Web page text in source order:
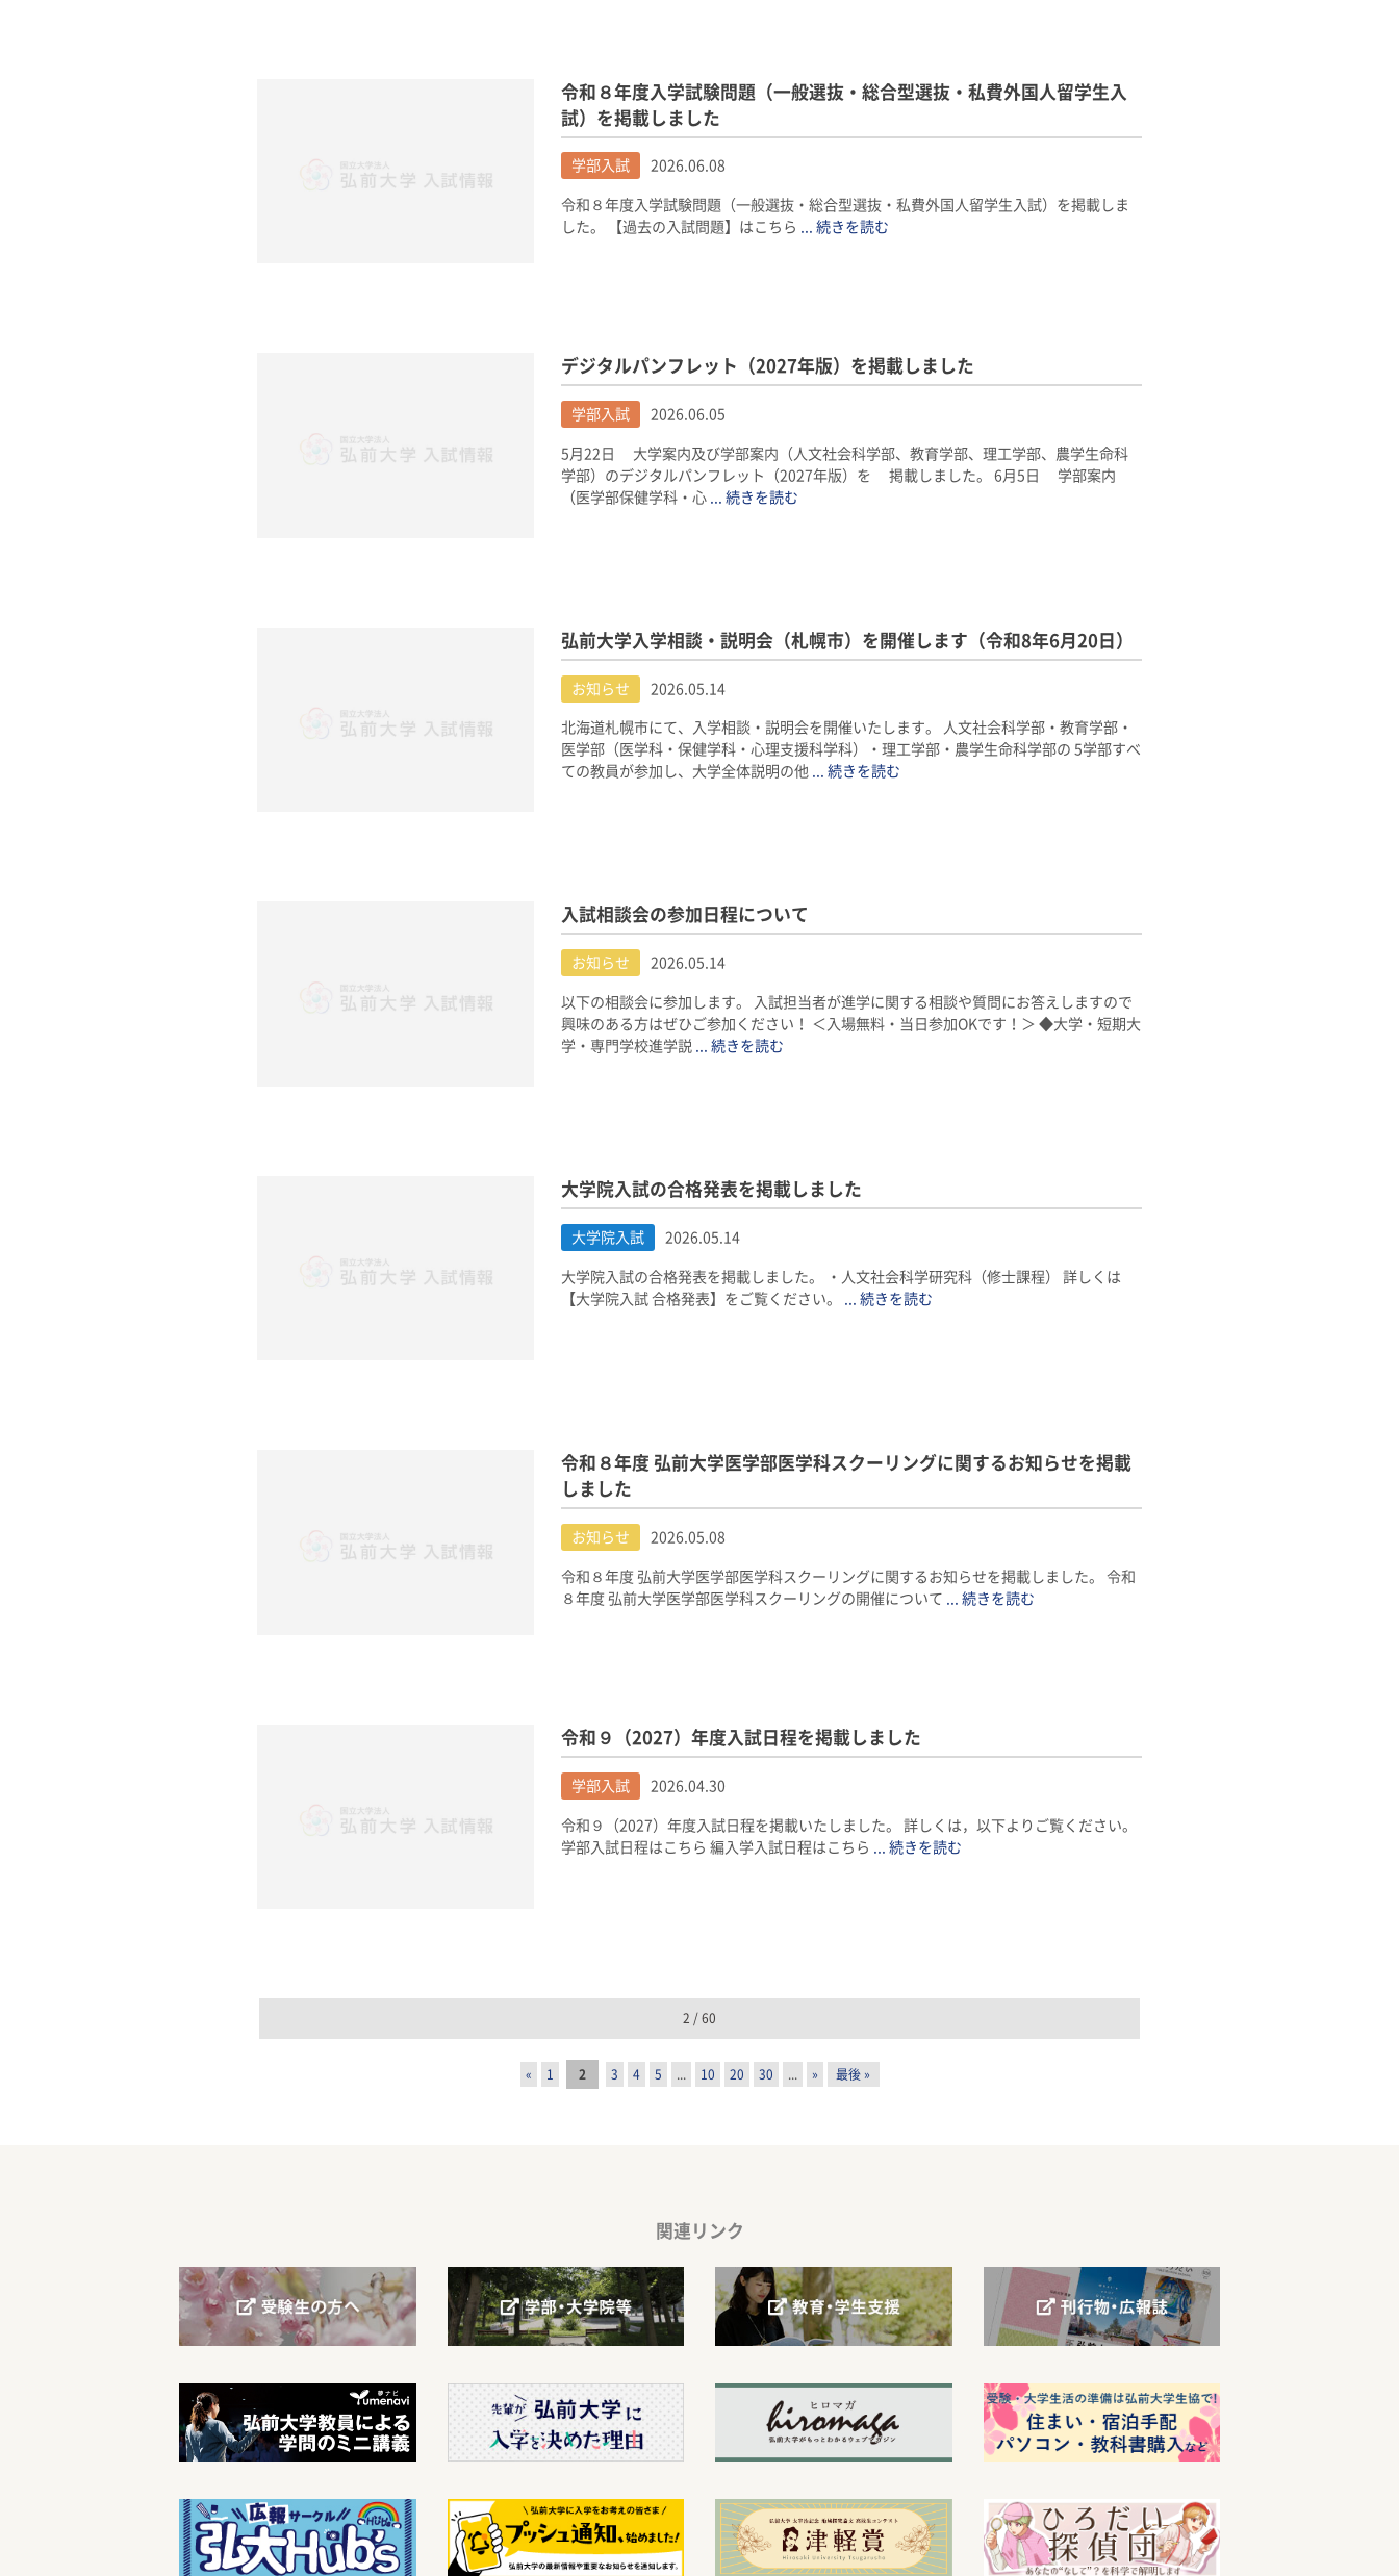
令和８年度入学試験問題（一般選抜・総合型選抜・私費外国人留学生入
試）を掲載しました
学部入試 2026.06.08
令和８年度入学試験問題（一般選抜・総合型選抜・私費外国人留学生入試）を掲載しま
した。 【過去の入試問題】はこちら
... 続きを読む
デジタルパンフレット（2027年版）を掲載しました
学部入試 2026.06.05
5月22日 大学案内及び学部案内（人文社会科学部、教育学部、理工学部、農学生命科
学部）のデジタルパンフレット（2027年版）を 掲載しました。 6月5日 学部案内
（医学部保健学科・心
... 続きを読む
弘前大学入学相談・説明会（札幌市）を開催します（令和8年6月20日）
お知らせ 2026.05.14
北海道札幌市にて、入学相談・説明会を開催いたします。 人文社会科学部・教育学部・
医学部（医学科・保健学科・心理支援科学科）・理工学部・農学生命科学部の 5学部すべ
ての教員が参加し、大学全体説明の他
... 続きを読む
入試相談会の参加日程について
お知らせ 2026.05.14
以下の相談会に参加します。 入試担当者が進学に関する相談や質問にお答えしますので
興味のある方はぜひご参加ください！ ＜入場無料・当日参加OKです！＞ ◆大学・短期大
学・専門学校進学説
... 続きを読む
大学院入試の合格発表を掲載しました
大学院入試 2026.05.14
大学院入試の合格発表を掲載しました。 ・人文社会科学研究科（修士課程） 詳しくは
【大学院入試 合格発表】をご覧ください。
... 続きを読む
令和８年度 弘前大学医学部医学科スクーリングに関するお知らせを掲載
しました
お知らせ 2026.05.08
令和８年度 弘前大学医学部医学科スクーリングに関するお知らせを掲載しました。 令和
８年度 弘前大学医学部医学科スクーリングの開催について
... 続きを読む
令和９（2027）年度入試日程を掲載しました
学部入試 2026.04.30
令和９（2027）年度入試日程を掲載いたしました。 詳しくは，以下よりご覧ください。
学部入試日程はこちら 編入学入試日程はこちら
... 続きを読む
2 / 60
« 1 2 3 4 5 10 20 30 » 最後 »
関連リンク